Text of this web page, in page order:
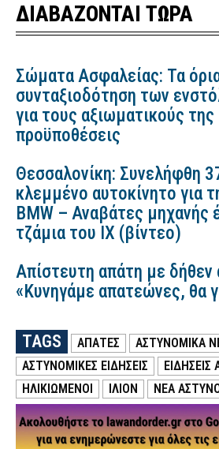
ΔΙΑΒΑΖΟΝΤΑΙ ΤΩΡΑ
Σώματα Ασφαλείας: Τα όρια
συνταξιοδότηση των
για τους αξιωματικούς
προϋποθέσεις
Θεσσαλονίκη: Συνελήφθη
κλεμμένο αυτοκίνητο για
BMW – Αναβάτες μηχανής
τζάμια του ΙΧ (βίντεο)
Απίστευτη απάτη με δήθεν
«Κυνηγάμε απατεώνες, θα
TAGS ΑΠΑΤΕΣ
ΑΣΤΥΝΟΜΙΚΑ
ΑΣΤΥΝΟΜΙΚΕΣ ΕΙΔΗΣΕΙΣ
ΗΛΙΚΙΩΜΕΝΟΙ
ΙΛΙΟΝ ΝΕΑ